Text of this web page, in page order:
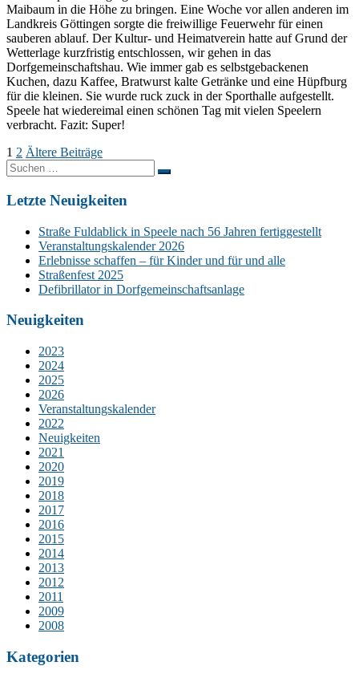
Maibaum in die Höhe zu bringen. Eine Woche vor allen anderen im
Landkreis Göttingen sorgte die freiwillige Feuerwehr für einen
sauberen ablauf. Der Kultur- und Heimatverein hatte auf Grund der
Wetterlage kurzfristig entschlossen, wir gehen in das
Dorfgemeinschaftshau. Wie immer gab es selbstgebackenen
Kuchen, dazu Kaffee, Bratwurst kalte Getränke und eine Hüpfburg
für die kleinen. Sie wurde ruck zuck in der Sporthalle aufgestellt.
Speele hat wiedereimal einen schönen Tag mit vielen Speelern
verbracht. Fazit: Super!
Seitennummerierung
der
Beiträge
1 2 Ältere Beiträge
Suchen
nach:
Letzte Neuigkeiten
Straße Fuldablick in Speele nach 56 Jahren fertiggestellt
Veranstaltungskalender 2026
Erlebnisse schaffen – für Kinder und für und alle
Straßenfest 2025
Defibrillator in Dorfgemeinschaftsanlage
Neuigkeiten
2023
2024
2025
2026
Veranstaltungskalender
2022
Neuigkeiten
2021
2020
2019
2018
2017
2016
2015
2014
2013
2012
2011
2009
2008
Kategorien